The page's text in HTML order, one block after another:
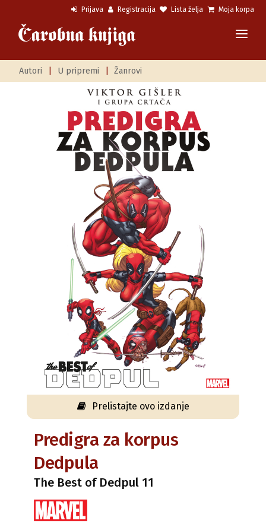
Prijava Registracija Lista želja Moja korpa
Autori U pripremi Žanrovi
Prelistajte ovo izdanje
Predigra za korpus
Dedpula
The Best of Dedpul 11